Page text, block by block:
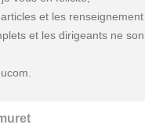
et les renseignement
et les dirigeants ne son